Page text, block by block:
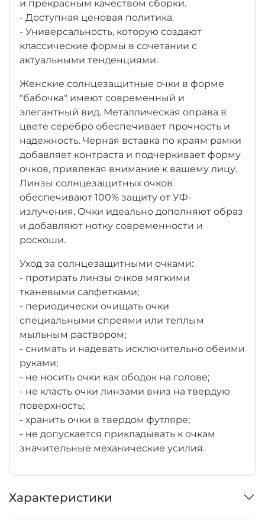
и прекрасным качеством сборки.
- Доступная ценовая политика.
- Универсальность, которую создают
классические формы в сочетании с
актуальными тенденциями.
Женские солнцезащитные очки в форме
"бабочка" имеют современный и
элегантный вид. Металлическая оправа в
цвете серебро обеспечивает прочность и
надежность. Черная вставка по краям рамки
добавляет контраста и подчеркивает форму
очков, привлекая внимание к вашему лицу.
Линзы солнцезащитных очков
обеспечивают 100% защиту от УФ-
излучения. Очки идеально дополняют образ
и добавляют нотку современности и
роскоши.
Уход за солнцезащитными очками:
- протирать линзы очков мягкими
тканевыми салфетками;
- периодически очищать очки
специальными спреями или теплым
мыльным раствором;
- снимать и надевать исключительно обеими
руками;
- не носить очки как ободок на голове;
- не класть очки линзами вниз на твердую
поверхность;
- хранить очки в твердом футляре;
- не допускается прикладывать к очкам
значительные механические усилия.
Характеристики